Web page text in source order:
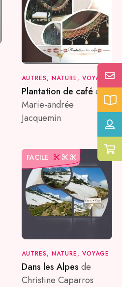
AUTRES, NATURE, VOYAGE
Plantation de caféde
Marie-andrée
Jacquemin
FACILE
AUTRES, NATURE, VOYAGE
Dans les Alpes de
Christine Caparros